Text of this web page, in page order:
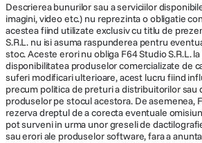
Descrierea bunurilor sau a serviciilor
imagini, video etc.) nu reprezinta o obligatie
acestea fiind utilizate exclusiv cu titlu de
S.R.L. nu isi asuma raspunderea pentru
stoc. Aceste erori nu obliga F64 Studio S.R.L.
disponibilitatea produselor comercializate de
suferi modificari ulterioare, acest lucru fiind
precum politica de preturi a distribuitorilor sau
produselor pe stocul acestora. De asemenea,
rezerva dreptul de a corecta eventuale
pot surveni in urma unor greseli de
sau erori ale produselor software, fara a